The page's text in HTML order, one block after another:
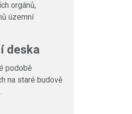
orgánů,
územní
deska
podobě
na staré budově
.